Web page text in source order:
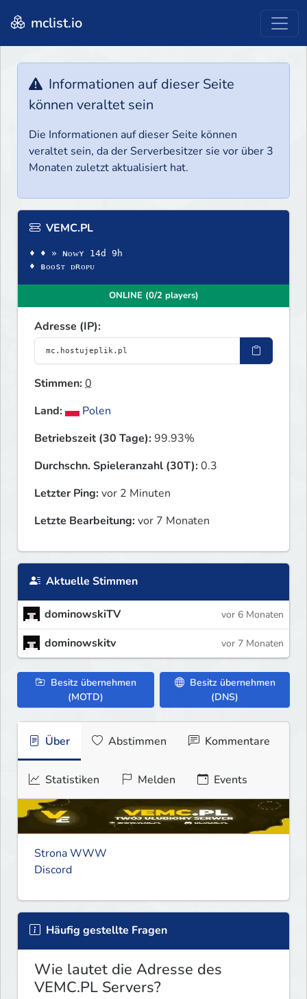
mclist.io
Informationen auf dieser Seite
können veraltet sein
Die Informationen auf dieser Seite können
veraltet sein, da der Serverbesitzer sie vor über 3
Monaten zuletzt aktualisiert hat.
VEMC.PL
♦ ♦ » ɴᴏᴡʏ 14d 9h
♦ ʙᴏᴏsᴛ ᴅʀᴏᴘᴜ
ONLINE (0/2 players)
Adresse (IP):
Stimmen:0
Land:
Polen
Betriebszeit (30 Tage):99.93%
Durchschn. Spieleranzahl (30T):0.3
Letzter Ping:vor 2 Minuten
Letzte Bearbeitung:vor 7 Monaten
Aktuelle Stimmen
dominowskiTV vor 6 Monaten
dominowskitv vor 7 Monaten
Besitz übernehmen
(MOTD)
Besitz übernehmen
(DNS)
Über Abstimmen Kommentare
Statistiken Melden Events
Strona WWW
Discord
Häufig gestellte Fragen
Wie lautet die Adresse des
VEMC.PL Servers?